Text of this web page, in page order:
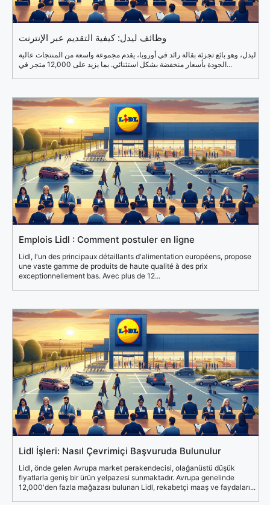
وظائف ليدل: كيفية التقديم عبر الإنترنت
ليدل، وهو بائع تجزئة بقالة رائد في أوروبا، يقدم مجموعة واسعة من المنتجات عالية
الجودة بأسعار منخفضة بشكل استثنائي. بما يزيد على 12,000 متجر في...
Emplois Lidl : Comment postuler en ligne
Lidl, l'un des principaux détaillants d'alimentation européens, propose
une vaste gamme de produits de haute qualité à des prix
exceptionnellement bas. Avec plus de 12...
Lidl İşleri: Nasıl Çevrimiçi Başvuruda Bulunulur
Lidl, önde gelen Avrupa market perakendecisi, olağanüstü düşük
fiyatlarla geniş bir ürün yelpazesi sunmaktadır. Avrupa genelinde
12,000'den fazla mağazası bulunan Lidl, rekabetçi maaş ve faydaları...